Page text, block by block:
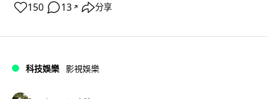
150 13 ↗ 分享
科技娛樂 影視娛樂